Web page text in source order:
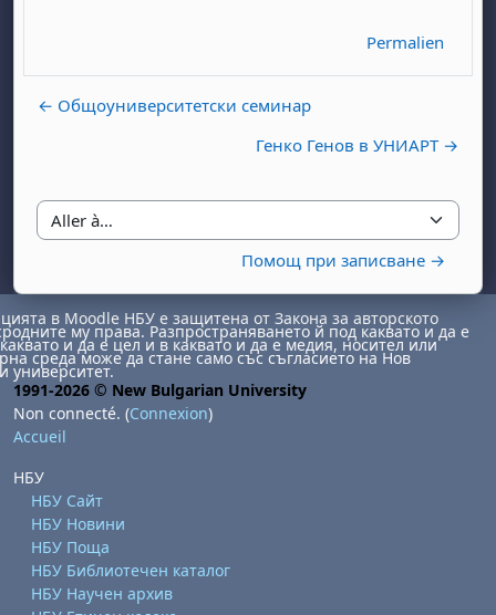
Permalien
← Общоуниверситетски семинар
Генко Генов в УНИАРТ →
Aller à…
Помощ при записване →
в Moodle НБУ е защитена от Закона за авторското
му права. Разпространяването й под каквато и да е
и да е цел и в каквато и да е медия, носител или
среда може да стане само със съгласието на Нов
университет.
1991-2026 © New Bulgarian University
Non connecté. (Connexion)
Accueil
НБУ
НБУ Сайт
НБУ Новини
НБУ Поща
НБУ Библиотечен каталог
НБУ Научен архив